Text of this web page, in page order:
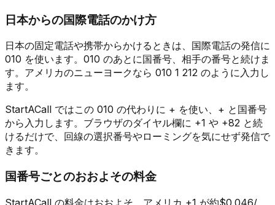
日本からの国際電話のかけ方
日本の固定電話や携帯からかけるときは、国際電話の発信に
010 を使います。010 のあとに国番号、相手の番号と続けま
す。アメリカのニューヨークなら 010 1 212 のように入力し
ます。
StartACall ではこの 010 の代わりに + を使い、+ と国番号
から入力します。ブラウザのダイヤル欄に +1 や +82 と続
けるだけで、回線の選択番号やローミングを気にせず発信で
きます。
国番号ごとのおおよその料金
StartACall の料金はおおよそ、アメリカ +1 が約$0.046/